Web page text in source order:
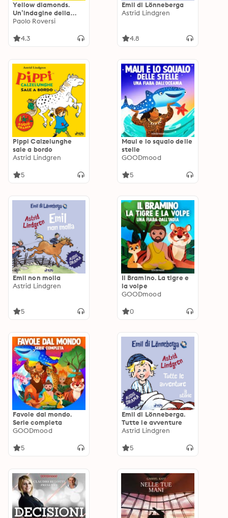
Yellow diamonds.
Un’indagine della
profiler Gaia Virgili
Paolo Roversi
4.3
Emil di Lönneberga
Astrid Lindgren
4.8
Pippi Calzelunghe
sale a bordo
Astrid Lindgren
5
Maui e lo squalo delle
stelle
GOODmood
5
Emil non molla
Astrid Lindgren
5
Il Bramino. La tigre e
la volpe
GOODmood
0
Favole dal mondo.
Serie completa
GOODmood
5
Emil di Lönneberga.
Tutte le avventure
Astrid Lindgren
5